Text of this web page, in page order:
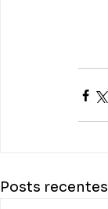
Posts recentes